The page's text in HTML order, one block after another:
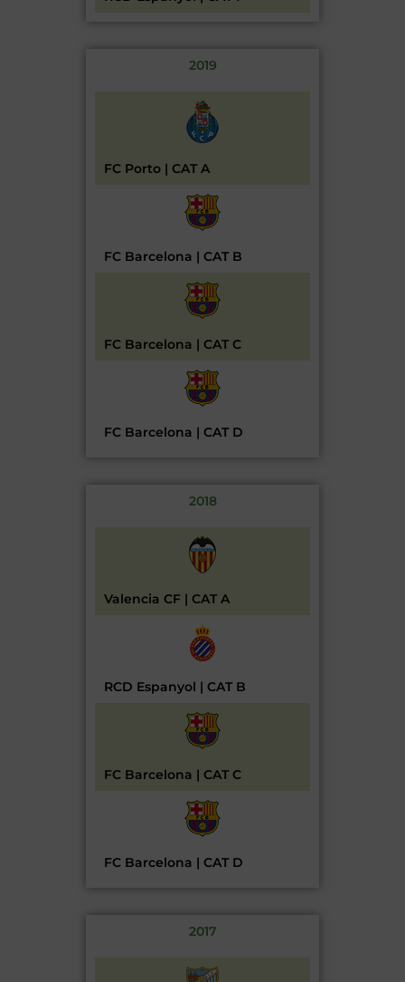
2019
FC Porto | CAT A
FC Barcelona | CAT B
FC Barcelona | CAT C
FC Barcelona | CAT D
2018
Valencia CF | CAT A
RCD Espanyol | CAT B
FC Barcelona | CAT C
FC Barcelona | CAT D
2017